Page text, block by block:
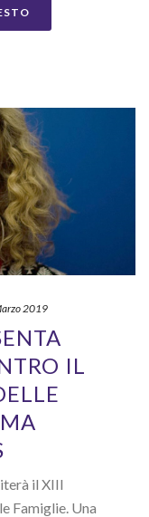
2019
IL
il XIII
Famiglie. Una